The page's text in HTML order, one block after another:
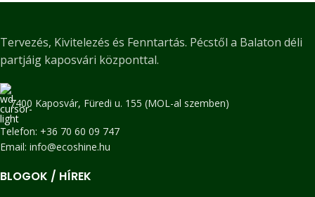
Fenntartás
Prémium Társasházi Kertfenntartás és
Zöldfelület Kezelés a Balaton Déli Partján
Tervezés, Kivitelezés és Fenntartás. Pécstől a Balaton déli
partjáig kaposvári központtal.
7400 Kaposvár, Füredi u. 155 (MOL-al szemben)
Telefon: +36 70 60 09 747
Email: info@ecoshine.hu
BLOGOK / HÍREK